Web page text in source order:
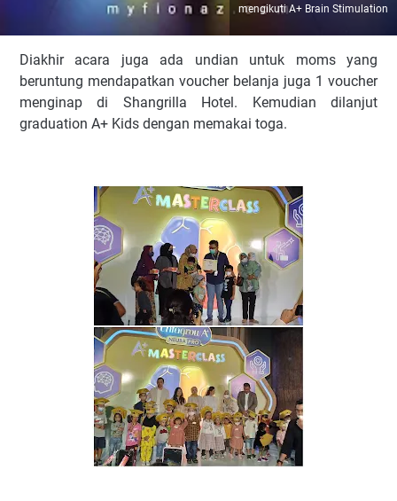
mengikuti A+ Brain Stimulation
Diakhir acara juga ada undian untuk moms yang
beruntung mendapatkan voucher belanja juga 1 voucher
menginap di Shangrilla Hotel. Kemudian dilanjut
graduation A+ Kids dengan memakai toga.